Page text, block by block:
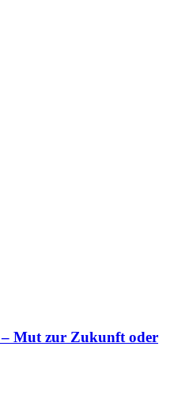
Mut zur Zukunft oder